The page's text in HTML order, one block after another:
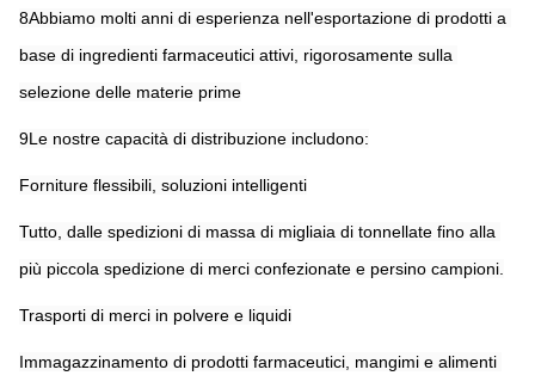
8Abbiamo molti anni di esperienza nell'esportazione di prodotti a
base di ingredienti farmaceutici attivi, rigorosamente sulla
selezione delle materie prime
9Le nostre capacità di distribuzione includono:
Forniture flessibili, soluzioni intelligenti
Tutto, dalle spedizioni di massa di migliaia di tonnellate fino alla
più piccola spedizione di merci confezionate e persino campioni.
Trasporti di merci in polvere e liquidi
Immagazzinamento di prodotti farmaceutici, mangimi e alimenti